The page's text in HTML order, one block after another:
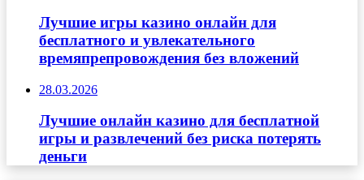
Лучшие игры казино онлайн для
бесплатного и увлекательного
времяпрепровождения без вложений
28.03.2026
Лучшие онлайн казино для бесплатной
игры и развлечений без риска потерять
деньги